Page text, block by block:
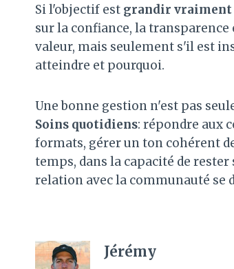
Si l'objectif est grandir vraiment
sur la confiance, la
valeur, mais seulement s'il est
atteindre et pourquoi.
Une bonne gestion n'est pas
Soins quotidiens: répondre aux
formats, gérer un ton cohérent
temps, dans la capacité de
relation avec la communauté se
Jérémy